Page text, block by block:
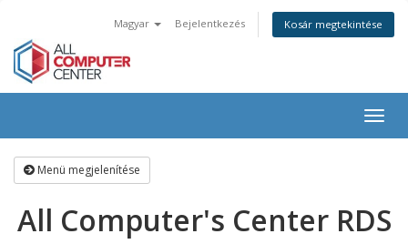
Magyar Bejelentkezés Kosár megtekintése
Menü megjelenítése
All Computer's Center RDS